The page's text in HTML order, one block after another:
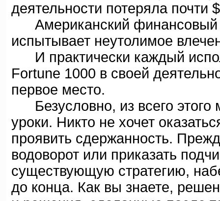
деятельности потеряла почти
Американский финансовый
испытывает неутолимое
И практически каждый
Fortune 1000 в своей
первое место.
Безусловно, из всего этого
уроки. Никто не хочет
проявить сдержанность.
водоворот или приказать
существующую стратегию,
до конца. Как вы знаете,